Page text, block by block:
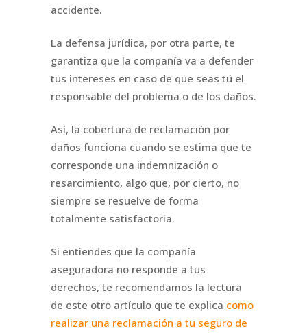
accidente.
La defensa jurídica, por otra parte, te
garantiza que la compañía va a defender
tus intereses en caso de que seas tú el
responsable del problema o de los daños.
Así, la cobertura de reclamación por
daños funciona cuando se estima que te
corresponde una indemnización o
resarcimiento, algo que, por cierto, no
siempre se resuelve de forma
totalmente satisfactoria.
Si entiendes que la compañía
aseguradora no responde a tus
derechos, te recomendamos la lectura
de este otro artículo que te explica como
realizar una reclamación a tu seguro de